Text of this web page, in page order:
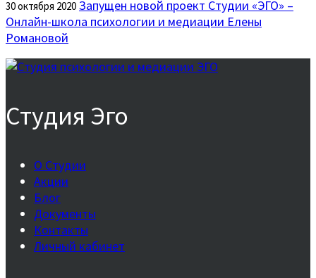
30 октября 2020 Запущен новой проект Студии «ЭГО» –
Онлайн-школа психологии и медиации Елены
Романовой
Студия Эго
О Студии
Акции
Блог
Документы
Контакты
Личный кабинет